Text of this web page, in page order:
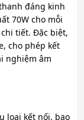
đáng kinh
70W cho mỗi
tiết. Đặc biệt,
cho phép kết
nghiệm âm
loại kết nối, bao